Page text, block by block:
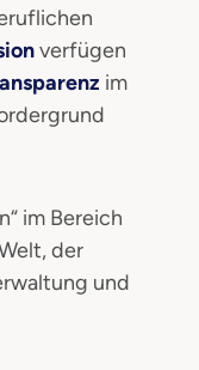
verfügen
im
im Bereich
der
und